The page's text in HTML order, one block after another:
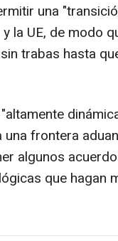
una
la UE, de modo
trabas hasta
frontera
algunos
que hagan